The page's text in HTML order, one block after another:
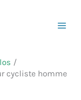
cycliste homme